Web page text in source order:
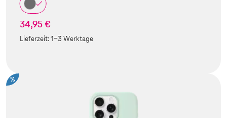
34,95 €
Lieferzeit:1-3 Werktage
%